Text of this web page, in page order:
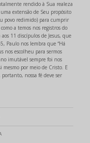
rendido à Sua realeza
extensão de Seu propósito
povo redimido) para cumprir
a temos nos registros do
11 discípulos de Jesus, que
Paulo nos lembra que “Há
nos escolheu para sermos
imutável sempre foi nos
por meio de Cristo. E
nossa fé deve ser